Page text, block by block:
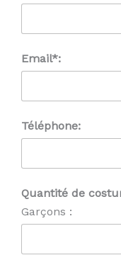
Email*:
Téléphone:
Quantité de
Garçons :